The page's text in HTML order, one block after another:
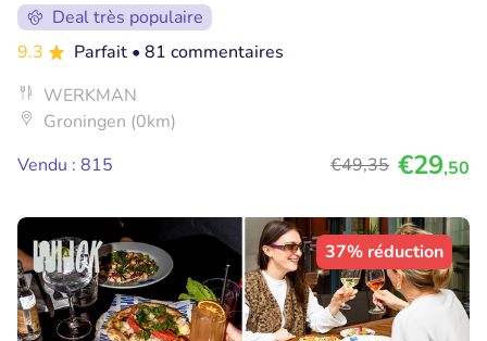
Deal très populaire
9.3
Parfait • 81 commentaires
WERKMAN
Groningen (0km)
Vendu : 815
€49,35 €29,50
37% réduction